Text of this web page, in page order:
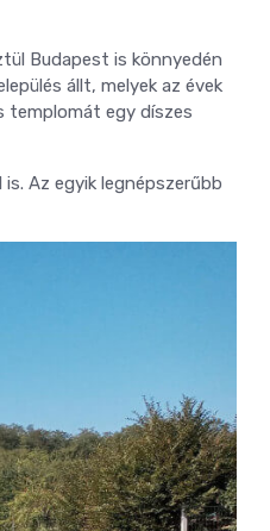
Budapest is könnyedén
állt, melyek az évek
templomát egy díszes
Az egyik legnépszerűbb